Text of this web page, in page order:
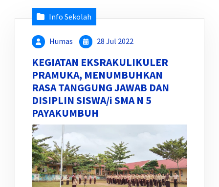
Info Sekolah
Humas 28 Jul 2022
KEGIATAN EKSRAKULIKULER
PRAMUKA, MENUMBUHKAN
RASA TANGGUNG JAWAB DAN
DISIPLIN SISWA/i SMA N 5
PAYAKUMBUH